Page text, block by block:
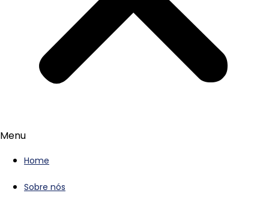
Menu
Home
Sobre nós